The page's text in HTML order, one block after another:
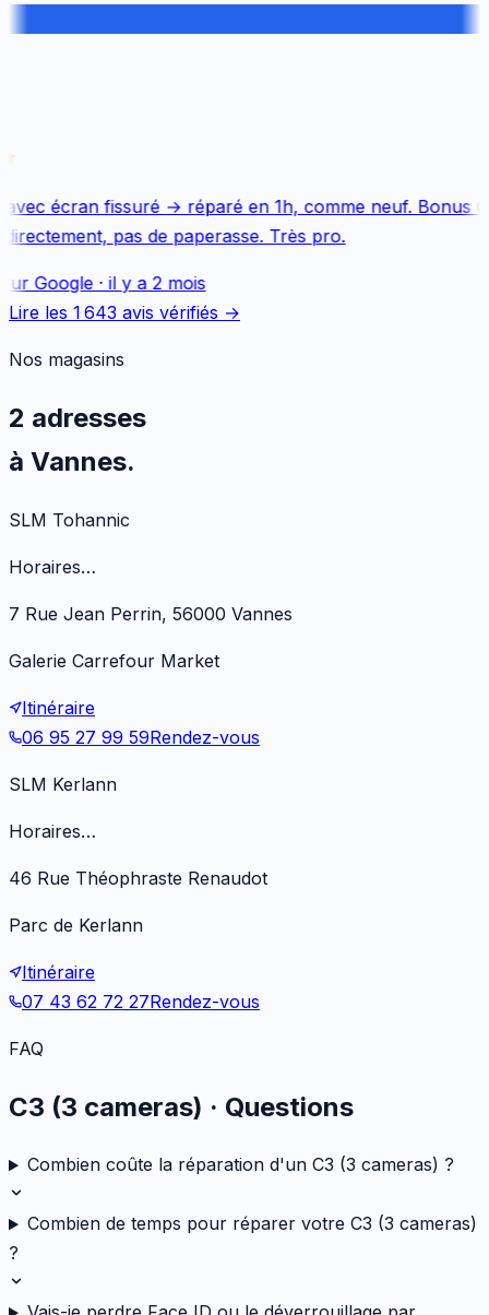
écran fissuré → réparé en 1h, comme neuf. Bonus
pas de paperasse. Très pro.
Google· il y a 2 mois
Lire les 1 643 avis vérifiés →
Nos magasins
2 adresses
à Vannes.
SLM Tohannic
Horaires…
7 Rue Jean Perrin, 56000 Vannes
Galerie Carrefour Market
Itinéraire
06 95 27 99 59Rendez-vous
SLM Kerlann
Horaires…
46 Rue Théophraste Renaudot
Parc de Kerlann
Itinéraire
07 43 62 72 27Rendez-vous
FAQ
C3 (3 cameras) · Questions
Combien coûte la réparation d'un C3 (3 cameras) ?
Combien de temps pour réparer votre C3 (3 cameras)
?